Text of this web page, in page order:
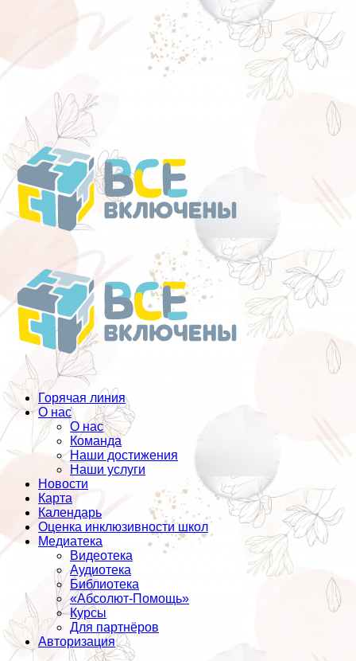
Перейти
к
содержанию
Горячая линия
О нас
О нас
Команда
Наши достижения
Наши услуги
Новости
Карта
Календарь
Оценка инклюзивности школ
Медиатека
Видеотека
Аудиотека
Библиотека
«Абсолют-Помощь»
Курсы
Для партнёров
Авторизация